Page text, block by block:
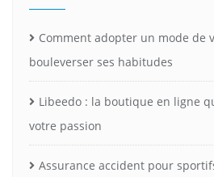
Comment adopter un mode de
bouleverser ses habitudes
Libeedo : la boutique en ligne
votre passion
Assurance accident pour